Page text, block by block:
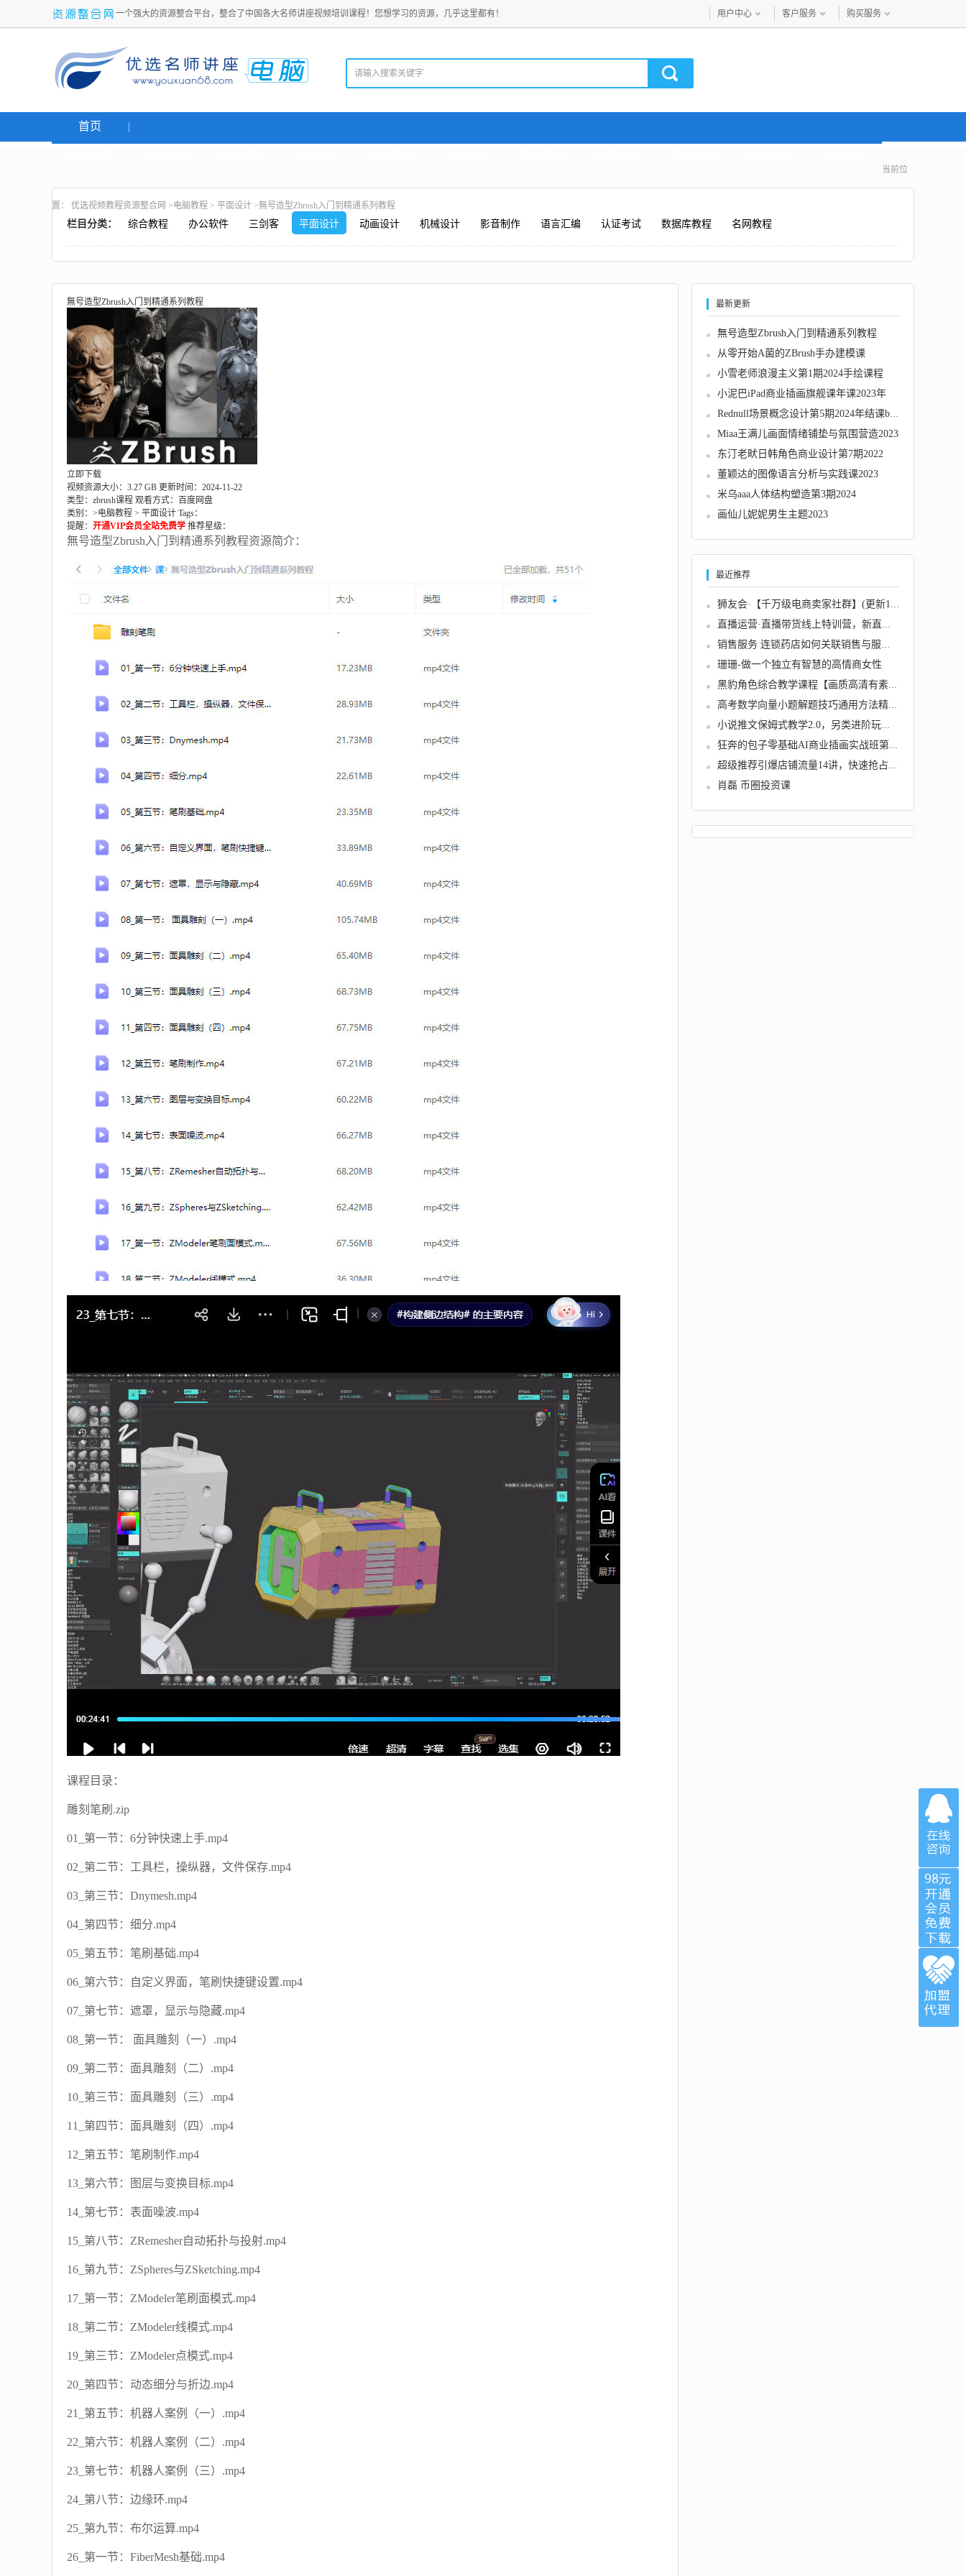
一个强大的资源整合平台，整合了中国各大名师讲座视频培训课程！您想学习的资源，几乎这里都有！ 用户中心 客户服务 购买服务
首页
当前位
置： 优选视频教程资源整合网 >电脑教程 > 平面设计 >無号造型Zbrush入门到精通系列教程
栏目分类： 综合教程 办公软件 三剑客 平面设计 动画设计 机械设计 影音制作 语言汇编 认证考试 数据库教程 名网教程
無号造型Zbrush入门到精通系列教程
立即下载
视频资源大小：3.27 GB 更新时间：2024-11-22
类型：zbrush课程 观看方式：百度网盘
类别：>电脑教程 > 平面设计 Tags：
提醒： 开通VIP会员全站免费学 推荐星级：
無号造型Zbrush入门到精通系列教程资源简介：
课程目录：
雕刻笔刷.zip
01_第一节：6分钟快速上手.mp4
02_第二节：工具栏，操纵器，文件保存.mp4
03_第三节：Dnymesh.mp4
04_第四节：细分.mp4
05_第五节：笔刷基础.mp4
06_第六节：自定义界面，笔刷快捷键设置.mp4
07_第七节：遮罩，显示与隐藏.mp4
08_第一节： 面具雕刻（一）.mp4
09_第二节：面具雕刻（二）.mp4
10_第三节：面具雕刻（三）.mp4
11_第四节：面具雕刻（四）.mp4
12_第五节：笔刷制作.mp4
13_第六节：图层与变换目标.mp4
14_第七节：表面噪波.mp4
15_第八节：ZRemesher自动拓扑与投射.mp4
16_第九节：ZSpheres与ZSketching.mp4
17_第一节：ZModeler笔刷面模式.mp4
18_第二节：ZModeler线模式.mp4
19_第三节：ZModeler点模式.mp4
20_第四节：动态细分与折边.mp4
21_第五节：机器人案例（一）.mp4
22_第六节：机器人案例（二）.mp4
23_第七节：机器人案例（三）.mp4
24_第八节：边缘环.mp4
25_第九节：布尔运算.mp4
26_第一节：FiberMesh基础.mp4
最新更新
無号造型Zbrush入门到精通系列教程
从零开始A菌的ZBrush手办建模课
小雪老师浪漫主义第1期2024手绘课程
小泥巴iPad商业插画旗舰课年课2023年
Rednull场景概念设计第5期2024年结课blender+...
Miaa王满儿画面情绪铺垫与氛围营造2023
东汀老畎日韩角色商业设计第7期2022
董颖达的图像语言分析与实践课2023
米乌aaa人体结构塑造第3期2024
画仙儿妮妮男生主题2023
最近推荐
狮友会·【千万级电商卖家社群】(更新10月)，...
直播运营·直播带货线上特训营，新直播间起号...
销售服务 连锁药店如何关联销售与服务技巧
珊珊-做一个独立有智慧的高情商女性
黑豹角色综合教学课程【画质高清有素材】
高考数学向量小题解题技巧通用方法精讲教学视...
小说推文保姆式教学2.0，另类进阶玩法，0基础...
狂奔的包子零基础AI商业插画实战班第2期2021年...
超级推荐引爆店铺流量14讲，快速抢占竞争对手...
肖磊 币圈投资课